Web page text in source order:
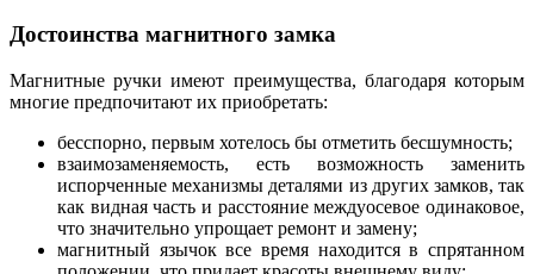
Достоинства магнитного замка
Магнитные ручки имеют преимущества, благодаря которым
многие предпочитают их приобретать:
бесспорно, первым хотелось бы отметить бесшумность;
взаимозаменяемость, есть возможность заменить
испорченные механизмы деталями из других замков, так
как видная часть и расстояние междуосевое одинаковое,
что значительно упрощает ремонт и замену;
магнитный язычок все время находится в спрятанном